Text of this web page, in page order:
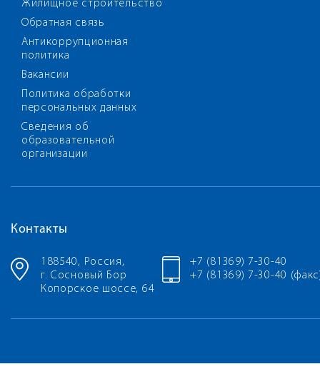
Жилищное строительство
Обратная связь
Антикоррупционная
политика
Вакансии
Политика обработки
персональных данных
Сведения об
образовательной
организации
Контакты
188540, Россия,
г. Сосновый Бор
Копорское шоссе, 64
+7 (81369) 7-30-40
+7 (81369) 7-30-40